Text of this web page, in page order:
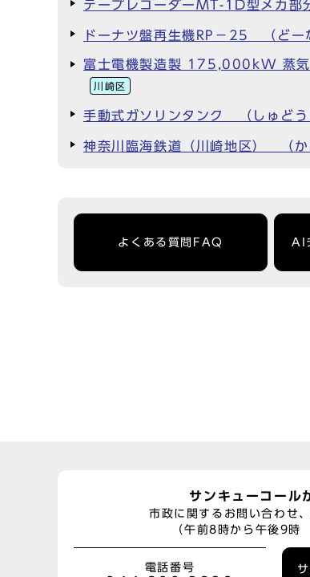
テープレコーダーMT-1D型メカ
ドーナツ盤再生機RP－25 （どー
富士電機製造製 175,000kW 蒸
川崎区
手動式ガソリンタンク （しゅどう
神奈川臨海鉄道（川崎地区） （か
よくある質問FAQ AI
サンキューコール
市政に関するお問い合わせ
（午前8時から午後9時
電話番号